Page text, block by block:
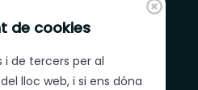
de cookies
i de tercers per al
lloc web, i si ens dóna